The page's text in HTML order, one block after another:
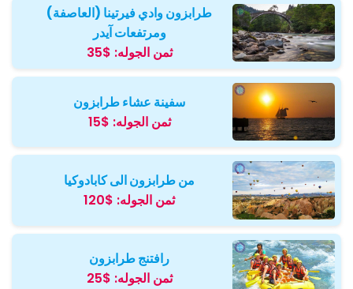
طرابزون وادي فيرتينا (العاصفة)
ومرتفعات آيدر
ثمن الجوله: $35
سفينة عشاء طرابزون
ثمن الجوله: $15
من طرابزون الى كابادوكيا
ثمن الجوله: $120
رافتنج طرابزون
ثمن الجوله: $25